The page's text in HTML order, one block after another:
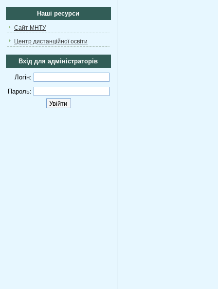
Наші ресурси
Сайт МНТУ
Центр дистанційної освіти
Вхід для адміністраторів
Логін:
Пароль: